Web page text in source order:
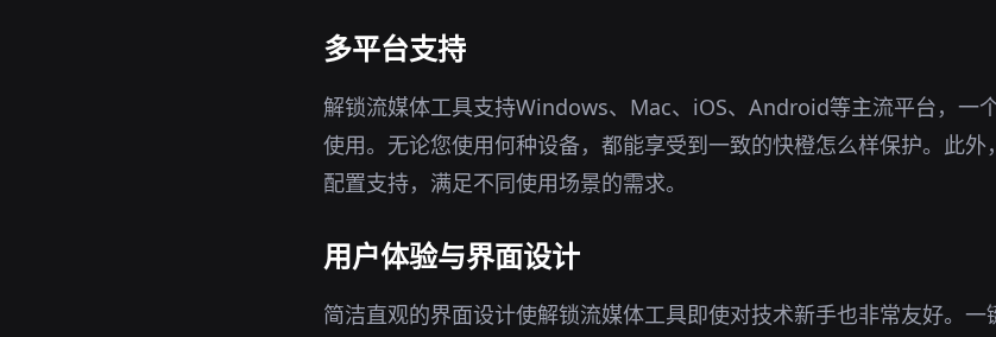
多平台支持
解锁流媒体工具支持Windows、Mac、iOS、Android等主流平台，一
使用。无论您使用何种设备，都能享受到一致的快橙怎么样保护。此
配置支持，满足不同使用场景的需求。
用户体验与界面设计
简洁直观的界面设计使解锁流媒体工具即使对技术新手也非常友好。